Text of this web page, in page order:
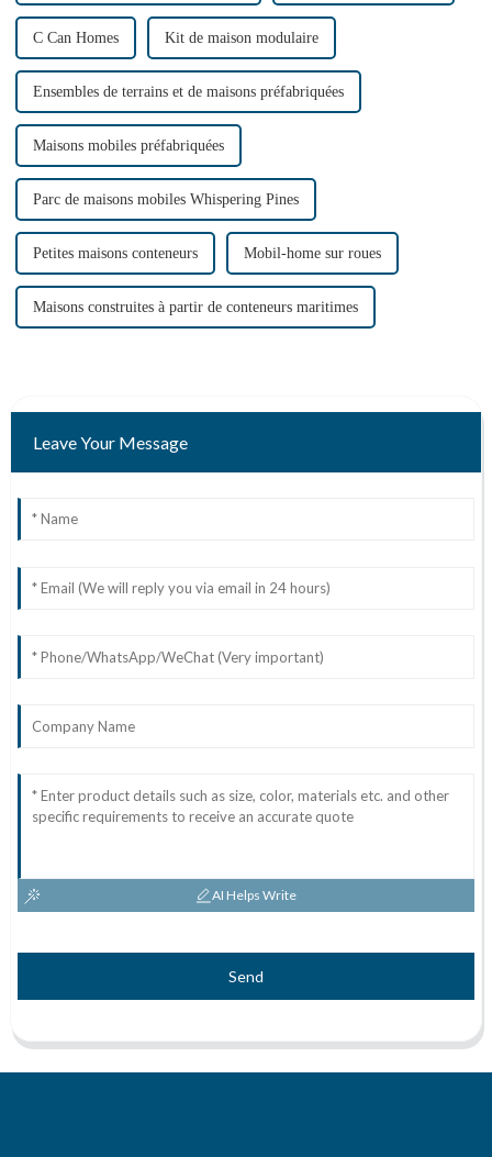
C Can Homes Kit de maison modulaire
Ensembles de terrains et de maisons préfabriquées
Maisons mobiles préfabriquées
Parc de maisons mobiles Whispering Pines
Petites maisons conteneurs Mobil-home sur roues
Maisons construites à partir de conteneurs maritimes
Leave Your Message
AI Helps Write
Send